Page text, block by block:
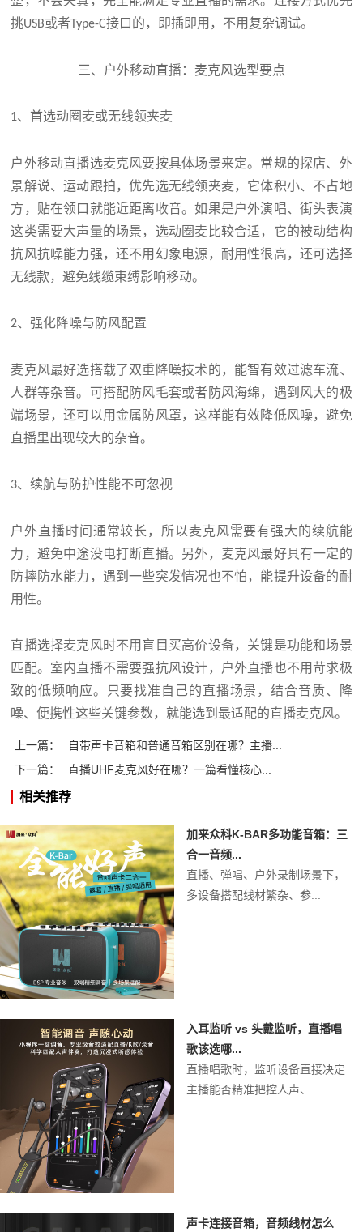
挑USB或者Type-C接口的，即插即用，不用复杂调试。
三、户外移动直播：麦克风选型要点
1、首选动圈麦或无线领夹麦
户外移动直播选麦克风要按具体场景来定。常规的探店、外
景解说、运动跟拍，优先选无线领夹麦，它体积小、不占地
方，贴在领口就能近距离收音。如果是户外演唱、街头表演
这类需要大声量的场景，选动圈麦比较合适，它的被动结构
抗风抗噪能力强，还不用幻象电源，耐用性很高，还可选择
无线款，避免线缆束缚影响移动。
2、强化降噪与防风配置
麦克风最好选搭载了双重降噪技术的，能智有效过滤车流、
人群等杂音。可搭配防风毛套或者防风海绵，遇到风大的极
端场景，还可以用金属防风罩，这样能有效降低风噪，避免
直播里出现较大的杂音。
3、续航与防护性能不可忽视
户外直播时间通常较长，所以麦克风需要有强大的续航能
力，避免中途没电打断直播。另外，麦克风最好具有一定的
防摔防水能力，遇到一些突发情况也不怕，能提升设备的耐
用性。
直播选择麦克风时不用盲目买高价设备，关键是功能和场景
匹配。室内直播不需要强抗风设计，户外直播也不用苛求极
致的低频响应。只要找准自己的直播场景，结合音质、降
噪、便携性这些关键参数，就能选到最适配的直播麦克风。
上一篇：
自带声卡音箱和普通音箱区别在哪？主播...
下一篇：
直播UHF麦克风好在哪？一篇看懂核心...
相关推荐
加来众科K-BAR多功能音箱：三
合一音频...
直播、弹唱、户外录制场景下，
多设备搭配线材繁杂、参...
入耳监听 vs 头戴监听，直播唱
歌该选哪...
直播唱歌时，监听设备直接决定
主播能否精准把控人声、...
声卡连接音箱，音频线材怎么